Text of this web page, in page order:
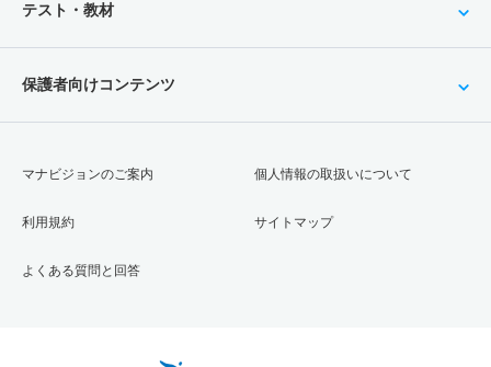
テスト・教材
保護者向けコンテンツ
マナビジョンのご案内
利用規約
よくある質問と回答
個人情報の取扱いについて
サイトマップ